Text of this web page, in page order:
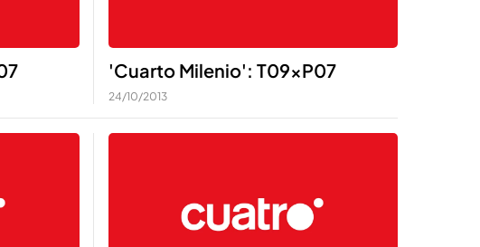
'Cuarto Milenio': T09xP07
24/10/2013